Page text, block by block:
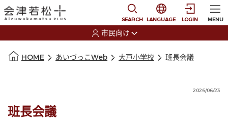
SEARCH
選択すると言語の切
LANGUAGE LOGIN MENU
市民向け
HOME あいづっこWeb 大戸小学校 班長会議
2026/06/23
班長会議